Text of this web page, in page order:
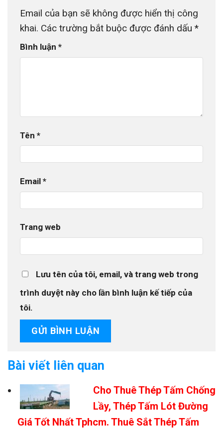
Email của bạn sẽ không được hiển thị công
khai. Các trường bắt buộc được đánh dấu *
Bình luận *
Tên *
Email *
Trang web
Lưu tên của tôi, email, và trang web trong
trình duyệt này cho lần bình luận kế tiếp của
tôi.
Bài viết liên quan
Cho Thuê Thép Tấm Chống
Lầy, Thép Tấm Lót Đường
Giá Tốt Nhất Tphcm. Thuê Sắt Thép Tấm